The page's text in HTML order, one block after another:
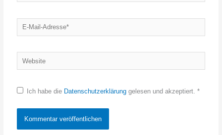
E-
Mail-
Website
Ich habe die Datenschutzerklärunggelesen und akzeptiert. *